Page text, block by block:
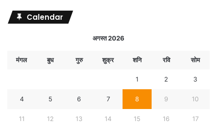
Calendar
अगस्त 2026
मंगल बुध गुरु शुक्र शनि रवि सोम
1 2 3
4 5 6 7 8 9 10
11 12 13 14 15 16 17